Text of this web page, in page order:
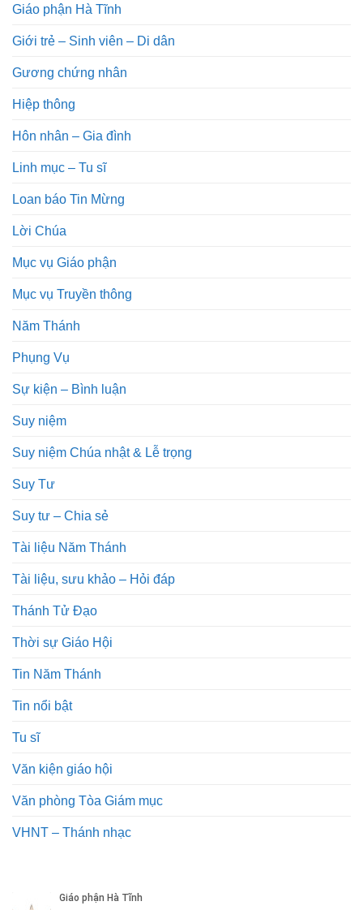
Giáo phận Hà Tĩnh
Giới trẻ – Sinh viên – Di dân
Gương chứng nhân
Hiệp thông
Hôn nhân – Gia đình
Linh mục – Tu sĩ
Loan báo Tin Mừng
Lời Chúa
Mục vụ Giáo phận
Mục vụ Truyền thông
Năm Thánh
Phụng Vụ
Sự kiện – Bình luận
Suy niệm
Suy niệm Chúa nhật & Lễ trọng
Suy Tư
Suy tư – Chia sẻ
Tài liệu Năm Thánh
Tài liệu, sưu khảo – Hỏi đáp
Thánh Tử Đạo
Thời sự Giáo Hội
Tin Năm Thánh
Tin nổi bật
Tu sĩ
Văn kiện giáo hội
Văn phòng Tòa Giám mục
VHNT – Thánh nhạc